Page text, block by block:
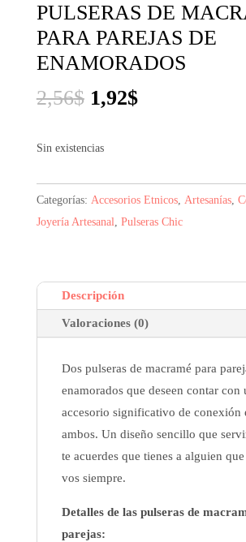
PULSERAS DE
PARA PAREJAS DE
ENAMORADOS
2,56$ El
original
era:
2,56$.
1,92$El
es:
1,92$.
Sin existencias
Categorías: Accesorios Etnicos, Artesanías,
Joyería Artesanal, Pulseras Chic
Descripción
Valoraciones (0)
Dos pulseras de macramé para
enamorados que deseen contar con
accesorio significativo de conexión
ambos. Un diseño sencillo que
te acuerdes que tienes a alguien
vos siempre.
Detalles de las pulseras de
parejas: